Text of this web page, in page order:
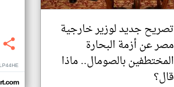
تصريح جديد لوزير خارجية
مصر عن أزمة البحارة
المختطفين بالصومال.. ماذا
قال؟